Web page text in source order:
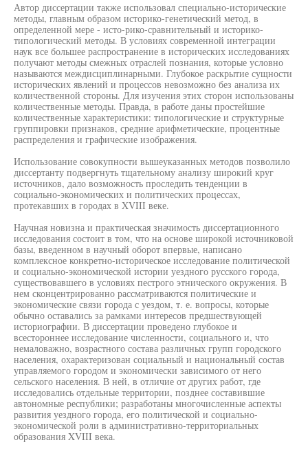
Автор диссертации также использовал специально-исторические
методы, главным образом историко-генетический метод, в
определенной мере - исто-рико-сравнительный и историко-
типологический методы. В условиях современной интеграции
наук все большее распространение в исторических исследованиях
получают методы смежных отраслей познания, которые условно
называются междисциплинарными. Глубокое раскрытие сущности
исторических явлений и процессов невозможно без анализа их
количественной стороны. Для изучения этих сторон использованы
количественные методы. Правда, в работе даны простейшие
количественные характеристики: типологические и структурные
группировки признаков, средние арифметические, процентные
распределения и графические изображения.
Использование совокупности вышеуказанных методов позволило
диссертанту подвергнуть тщательному анализу широкий круг
источников, дало возможность проследить тенденции в
социально-экономических и политических процессах,
протекавших в городах в XVIII веке.
Научная новизна и практическая значимость диссертационного
исследования состоит в том, что на основе широкой источниковой
базы, введенном в научный оборот впервые, написано
комплексное конкретно-историческое исследование политической
и социально-экономической истории уездного русского города,
существовавшего в условиях пестрого этнического окружения. В
нем сконцентрированно рассматриваются политические и
экономические связи города с уездом, т. е. вопросы, которые
обычно оставались за рамками интересов предшествующей
историографии. В диссертации проведено глубокое и
всестороннее исследование численности, социального и, что
немаловажно, возрастного состава различных групп городского
населения, охарактеризован социальный и национальный состав
управляемого городом и экономически зависимого от него
сельского населения. В ней, в отличие от других работ, где
исследовались отдельные территории, позднее составившие
автономные республики; разработаны многочисленные аспекты
развития уездного города, его политической и социально-
экономической роли в административно-территориальных
образования XVIII века.